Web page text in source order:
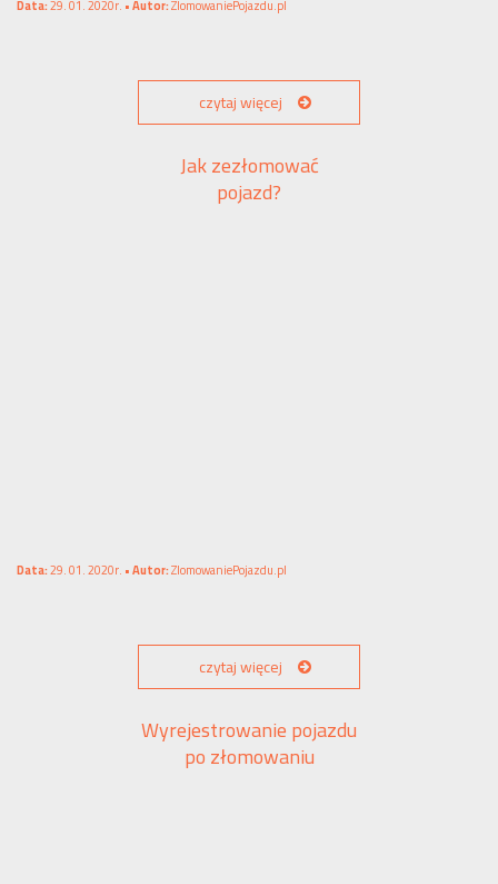
Data:29. 01. 2020r. •Autor:ZlomowaniePojazdu.pl
czytaj więcej
Jak zezłomować
pojazd?
Data:29. 01. 2020r. •Autor:ZlomowaniePojazdu.pl
czytaj więcej
Wyrejestrowanie pojazdu
po złomowaniu